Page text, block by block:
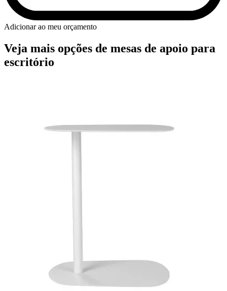
Adicionar ao meu orçamento
Veja mais opções de mesas de apoio para
escritório